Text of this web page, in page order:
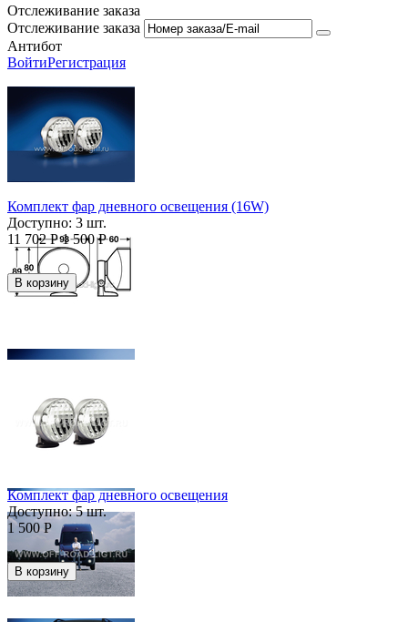
Отслеживание заказа
Отслеживание заказа
Антибот
ВойтиРегистрация
Комплект фар дневного освещения (16W)
Доступно: 3 шт.
11 702 Р 1 500 Р
В корзину
Комплект фар дневного освещения
Доступно: 5 шт.
1 500 Р
В корзину